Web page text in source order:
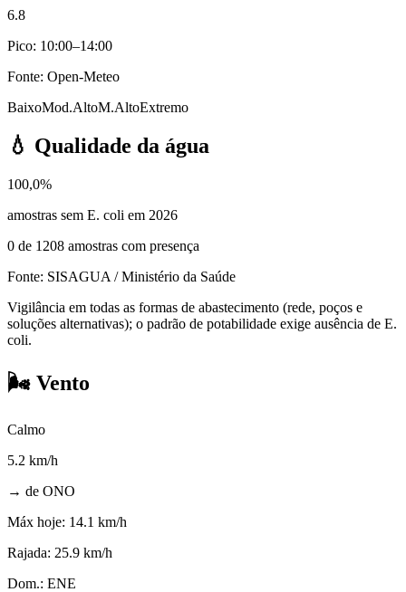
6.8
Pico: 10:00–14:00
Fonte: Open-Meteo
BaixoMod.AltoM.AltoExtremo
💧 Qualidade da água
100,0%
amostras sem E. coli em 2026
0 de 1208 amostras com presença
Fonte: SISAGUA / Ministério da Saúde
Vigilância em todas as formas de abastecimento (rede, poços e
soluções alternativas); o padrão de potabilidade exige ausência de E.
coli.
🌬️ Vento
Calmo
5.2 km/h
→ de ONO
Máx hoje: 14.1 km/h
Rajada: 25.9 km/h
Dom.: ENE